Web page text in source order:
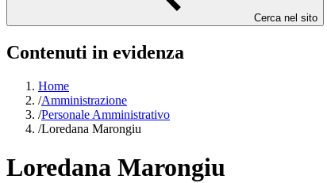
Cerca nel sito
Contenuti in evidenza
Home
/Amministrazione
/Personale Amministrativo
/Loredana Marongiu
Loredana Marongiu